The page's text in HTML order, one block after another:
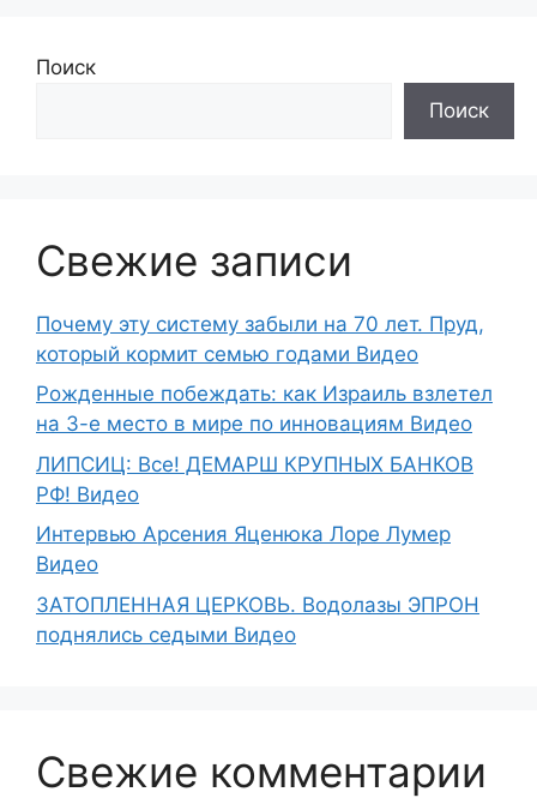
Поиск
Поиск
Свежие записи
Почему эту систему забыли на 70 лет. Пруд,
который кормит семью годами Видео
Рожденные побеждать: как Израиль взлетел
на 3-е место в мире по инновациям Видео
ЛИПСИЦ: Все! ДЕМАРШ КРУПНЫХ БАНКОВ
РФ! Видео
Интервью Арсения Яценюка Лоре Лумер
Видео
ЗАТОПЛЕННАЯ ЦЕРКОВЬ. Водолазы ЭПРОН
поднялись седыми Видео
Свежие комментарии